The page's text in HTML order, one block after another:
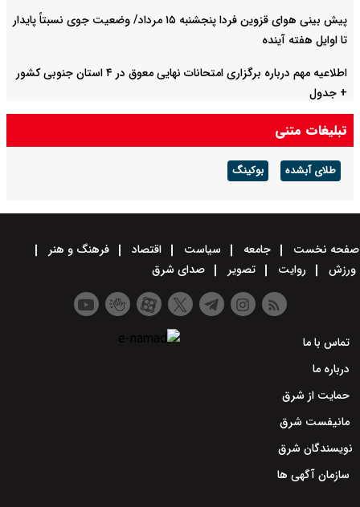
پیش بینی هوای قزوین فردا پنجشنبه ۱۵ مرداد/ وضعیت جوی نسبتاً پایدار
تا اوایل هفته آینده
اطلاعیه مهم درباره برگزاری امتحانات نهایی معوق در ۴ استان جنوبی کشور
+ جدول
تبلیغات متنی
طلای آبشده بوکینگ
صفحه نخست جامعه سیاست اقتصاد
فرهنگ و هنر
ورزش
روایت تصویر صدای شرق
تماس با ما
درباره ما
حمایت از شرق
مانیفست شرق
نویسندگان شرق
سازمان آگهی ها